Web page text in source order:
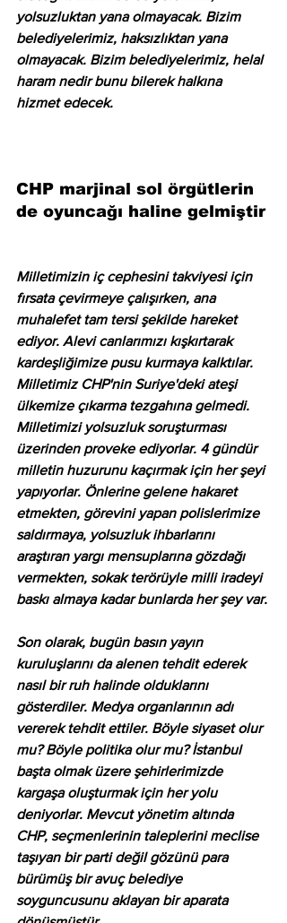
yolsuzluktan yana olmayacak. Bizim
belediyelerimiz, haksızlıktan yana
olmayacak. Bizim belediyelerimiz, helal
haram nedir bunu bilerek halkına
hizmet edecek.
CHP marjinal sol örgütlerin
de oyuncağı haline gelmiştir
Milletimizin iç cephesini takviyesi için
fırsata çevirmeye çalışırken, ana
muhalefet tam tersi şekilde hareket
ediyor. Alevi canlarımızı kışkırtarak
kardeşliğimize pusu kurmaya kalktılar.
Milletimiz CHP'nin Suriye'deki ateşi
ülkemize çıkarma tezgahına gelmedi.
Milletimizi yolsuzluk soruşturması
üzerinden proveke ediyorlar. 4 gündür
milletin huzurunu kaçırmak için her şeyi
yapıyorlar. Önlerine gelene hakaret
etmekten, görevini yapan polislerimize
saldırmaya, yolsuzluk ihbarlarını
araştıran yargı mensuplarına gözdağı
vermekten, sokak terörüyle milli iradeyi
baskı almaya kadar bunlarda her şey var.
Son olarak, bugün basın yayın
kuruluşlarını da alenen tehdit ederek
nasıl bir ruh halinde olduklarını
gösterdiler. Medya organlarının adı
vererek tehdit ettiler. Böyle siyaset olur
mu? Böyle politika olur mu? İstanbul
başta olmak üzere şehirlerimizde
kargaşa oluşturmak için her yolu
deniyorlar. Mevcut yönetim altında
CHP, seçmenlerinin taleplerini meclise
taşıyan bir parti değil gözünü para
bürümüş bir avuç belediye
soyguncusunu aklayan bir aparata